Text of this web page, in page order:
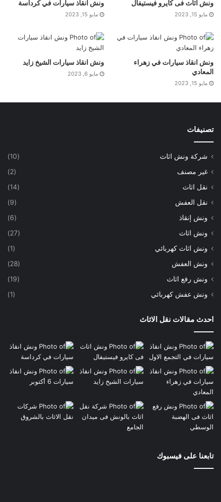
ونش اثاث فى كايرو فيستيفال
مايو 15, 2023
ونش انقاذ سيارات في كرداسة
مايو 15, 2023
ونش انقاذ سيارات في زهراء
المعادي
مايو 15, 2023
ونش انقاذ سيارات الشيخ زايد
مايو 6, 2023
تصنيفات
شركة ونش اثاث
(10)
غير مصنف
(2)
نقل اثاث
(14)
نقل العفش
(9)
ونش إنقاذ
(6)
ونش اثاث
(27)
ونش اثاث كهربائي
(1)
ونش العفش
(28)
ونش رفع اثاث
(19)
ونش عفش كهربائي
(1)
احدث مقالات نقل الاثاث
تابعنا على فيسبوك